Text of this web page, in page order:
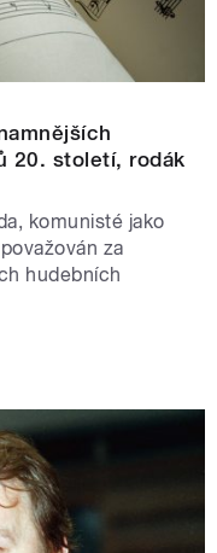
20. století, rodák
komunisté jako
za
hudebních